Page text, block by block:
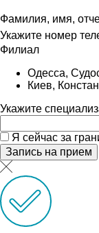
Фамилия, имя,
Укажите номер
Филиал
Одесса,
Киев,
Укажите
Я сейчас за
Запись на прием